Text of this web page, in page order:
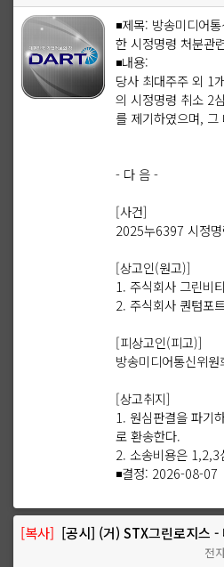
◾제목: 방송미디어
한 시정명령 처분관
◾내용:
당사 최대주주 외 1
의 시정명령 취소 2
를 제기하였으며,
- 다 음 -
[사건]
2025누6397 시정
[상고인(원고)]
1. 주식회사 그린비
2. 주식회사 퀀텀포
[피상고인(피고)]
방송미디어통신위원
[상고취지]
1. 원심판결을 파기
로 환송한다.
2. 소송비용은 1,2,3
◾결정: 2026-08-07
[복사] [공시] (거) STX그린로지스 -
전